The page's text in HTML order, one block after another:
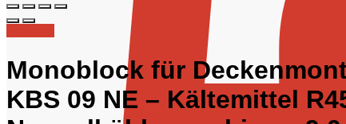
Monoblock für
KBS 09 NE – Kältemittel